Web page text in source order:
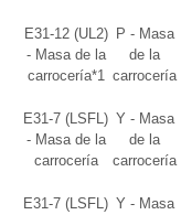
E31-12 (UL2)
- Masa de la
carrocería*1
P - Masa
de la
carrocería
E31-7 (LSFL)
- Masa de la
carrocería
Y - Masa
de la
carrocería
E31-7 (LSFL) Y - Masa